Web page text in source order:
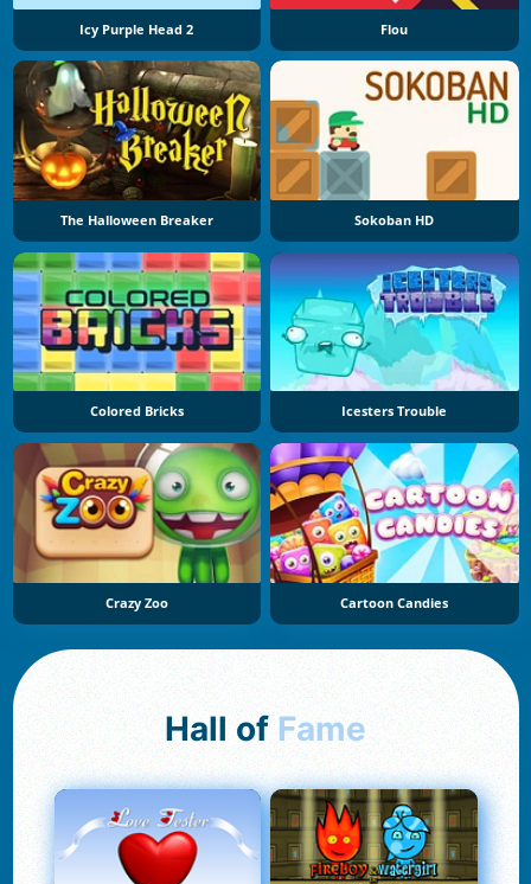
Icy Purple Head 2 Flou
The Halloween Breaker Sokoban HD
Colored Bricks Icesters Trouble
Crazy Zoo Cartoon Candies
Hall of Fame